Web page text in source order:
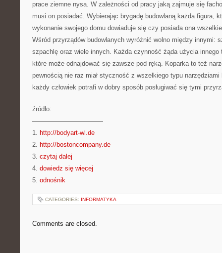
prace ziemne nysa. W zależności od pracy jaką zajmuje się
musi on posiadać. Wybierając brygadę budowlaną każda figura,
wykonanie swojego domu dowiaduje się czy posiada ona
Wśród przyrządów budowlanych wyróżnić wolno między innymi:
szpachlę oraz wiele innych. Każda czynność żąda użycia innego
które może odnajdować się zawsze pod ręką. Koparka to też
pewnością nie raz miał styczność z wszelkiego typu
każdy człowiek potrafi w dobry sposób posługiwać się tymi
źródło:
———————————
1. http://bodyart-wl.de
2. http://bostoncompany.de
3. czytaj dalej
4. dowiedz się więcej
5. odnośnik
CATEGORIES: INFORMATYKA
Comments are closed.